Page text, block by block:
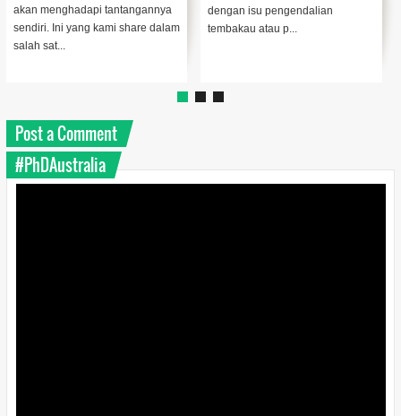
akan menghadapi tantangannya
sendiri. Ini yang kami share dalam
salah sat...
dengan isu pengendalian
tembakau atau p...
Post a Comment
#PhDAustralia